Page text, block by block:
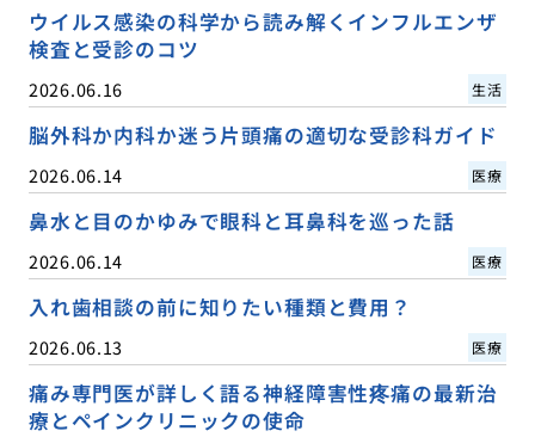
ウイルス感染の科学から読み解くインフルエンザ
検査と受診のコツ
2026.06.16 生活
脳外科か内科か迷う片頭痛の適切な受診科ガイド
2026.06.14 医療
鼻水と目のかゆみで眼科と耳鼻科を巡った話
2026.06.14 医療
入れ歯相談の前に知りたい種類と費用？
2026.06.13 医療
痛み専門医が詳しく語る神経障害性疼痛の最新治
療とペインクリニックの使命